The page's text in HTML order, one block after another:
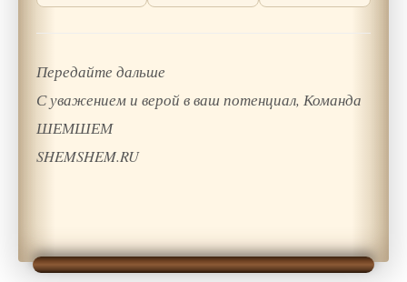
Передайте дальше
С уважением и верой в ваш потенциал, Команда
ШЕМШЕМ
SHEMSHEM.RU